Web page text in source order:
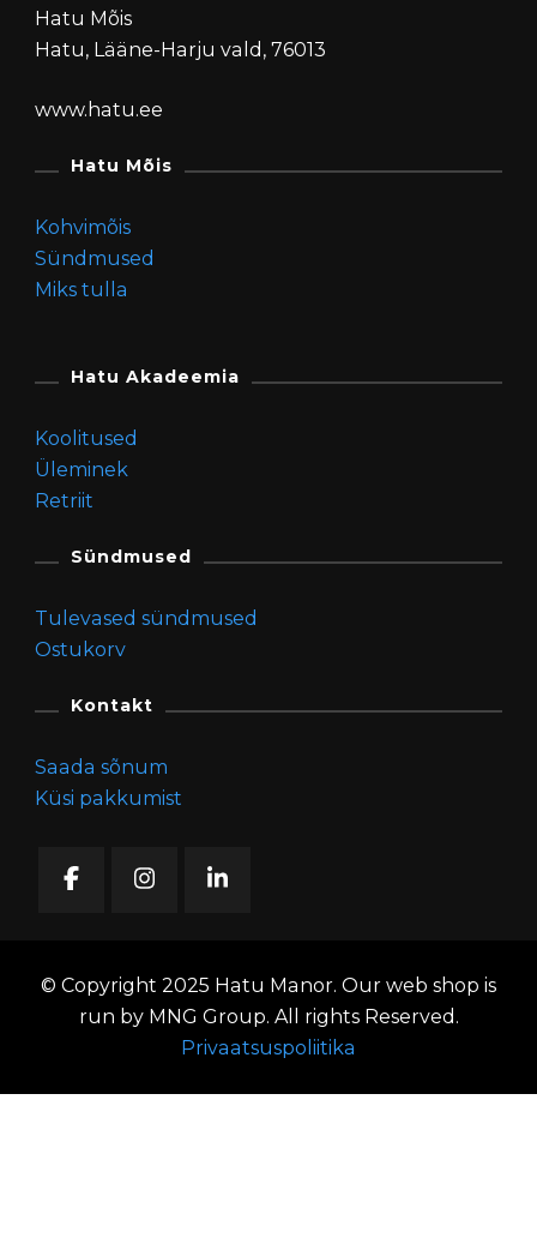
Hatu Mõis
Hatu, Lääne-Harju vald, 76013
www.hatu.ee
Hatu Mõis
Kohvimõis
Sündmused
Miks tulla
Hatu Akadeemia
Koolitused
Üleminek
Retriit
Sündmused
Tulevased sündmused
Ostukorv
Kontakt
Saada sõnum
Küsi pakkumist
© Copyright 2025 Hatu Manor. Our web shop is
run by MNG Group. All rights Reserved.
Privaatsuspoliitika